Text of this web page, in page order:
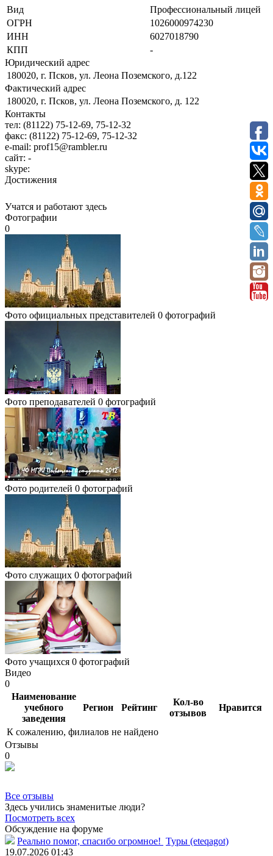
Вид
Профессиональный лицей
ОГРН
1026000974230
ИНН
6027018790
КПП
-
Юридический адрес
180020, г. Псков, ул. Леона Поземского, д.122
Фактический адрес
180020, г. Псков, ул. Леона Поземского, д. 122
Контакты
тел: (81122) 75-12-69, 75-12-32
факс: (81122) 75-12-69, 75-12-32
e-mail: prof15@rambler.ru
сайт: -
skype:
Достижения
Учатся и работают здесь
Фотографии
0
Фото официальных представителей 0 фотографий
Фото преподавателей 0 фотографий
Фото родителей 0 фотографий
Фото служащих 0 фотографий
Фото учащихся 0 фотографий
Видео
0
Наименование
учебного
заведения
Регион Рейтинг
Кол-во
отзывов
Нравится
К сожалению, филиалов не найдено
Отзывы
0
Все отзывы
Здесь учились знаменитые люди?
Посмотреть всех
Обсуждение на форуме
Реально помог, спасибо огромное! Туры (eteqagot)
19.07.2026 01:43